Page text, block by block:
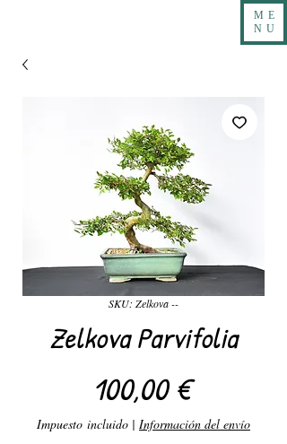
ME
NU
SKU: Zelkova --
Zelkova Parvifolia
100,00 €Precio
Impuesto incluido | Información del envío